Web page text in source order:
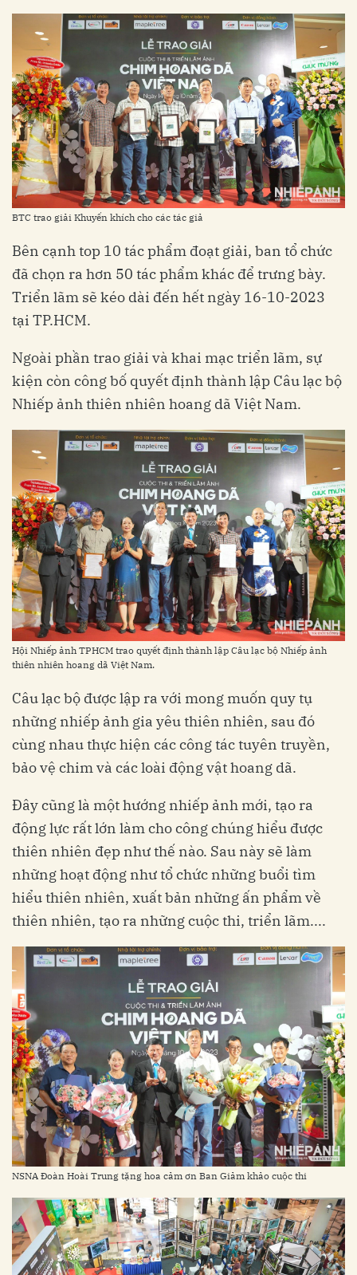
BTC trao giải Khuyến khích cho các tác giả
Bên cạnh top 10 tác phẩm đoạt giải, ban tổ chức
đã chọn ra hơn 50 tác phẩm khác để trưng bày.
Triển lãm sẽ kéo dài đến hết ngày 16-10-2023
tại TP.HCM.
Ngoài phần trao giải và khai mạc triển lãm, sự
kiện còn công bố quyết định thành lập Câu lạc bộ
Nhiếp ảnh thiên nhiên hoang dã Việt Nam.
Hội Nhiếp ảnh TPHCM trao quyết định thành lập Câu lạc bộ Nhiếp ảnh
thiên nhiên hoang dã Việt Nam.
Câu lạc bộ được lập ra với mong muốn quy tụ
những nhiếp ảnh gia yêu thiên nhiên, sau đó
cùng nhau thực hiện các công tác tuyên truyền,
bảo vệ chim và các loài động vật hoang dã.
Đây cũng là một hướng nhiếp ảnh mới, tạo ra
động lực rất lớn làm cho công chúng hiểu được
thiên nhiên đẹp như thế nào. Sau này sẽ làm
những hoạt động như tổ chức những buổi tìm
hiểu thiên nhiên, xuất bản những ấn phẩm về
thiên nhiên, tạo ra những cuộc thi, triển lãm....
NSNA Đoàn Hoài Trung tặng hoa cảm ơn Ban Giảm khảo cuộc thi